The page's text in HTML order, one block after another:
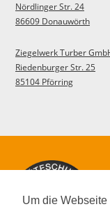
Um die
Nördlinger Str. 24
86609 Donauwörth
Ziegelwerk Turber
Riedenburger Str. 25
85104 Pförring